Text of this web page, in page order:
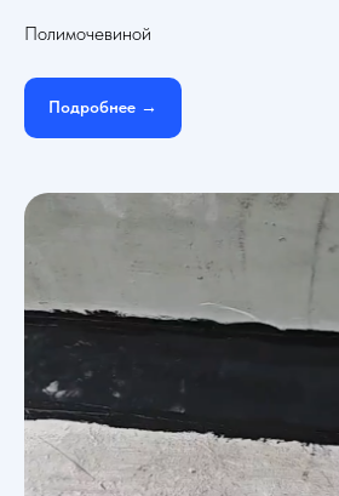
Полимочевиной
Подробнее →